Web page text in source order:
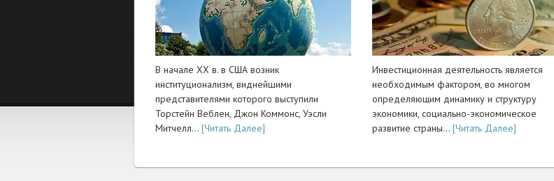
В начале XX в. в США возник
институционализм, виднейшими
представителями которого выступили
Торстейн Веблен, Джон Коммонс, Уэсли
Митчелл… [Читать Далее]
Инвестиционная деятельность является
необходимым фактором, во многом
определяющим динамику и структуру
экономики, социально-экономическое
развитие страны… [Читать Далее]